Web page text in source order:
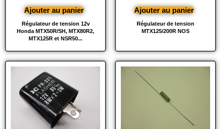
Régulateur de tension 12v
Honda MTX50R/SH, MTX80R2,
MTX125R et NSR50...
Ajouter au panier
Régulateur de tension
MTX125/200R NOS
Ajouter au panier